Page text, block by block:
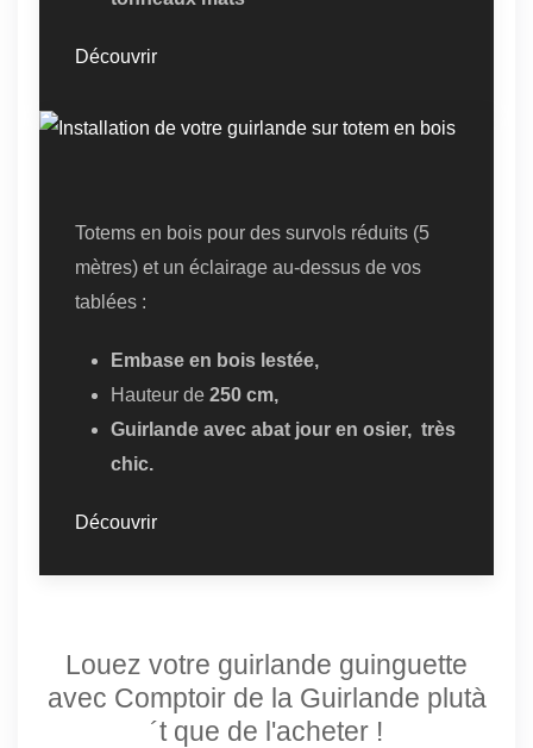
Découvrir
Totems en bois pour des survols réduits (5
mètres) et un éclairage au-dessus de vos
tablées :
Embase en bois lestée,
Hauteur de 250 cm,
Guirlande avec abat jour en osier, très
chic.
Découvrir
Louez votre guirlande guinguette
avec Comptoir de la Guirlande plutà
´t que de l'acheter !